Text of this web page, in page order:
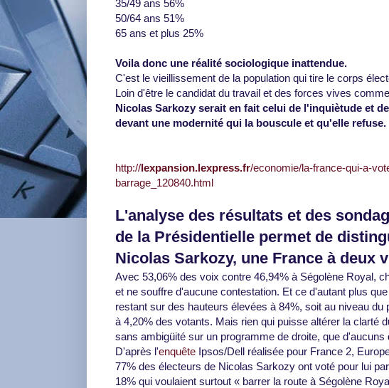
35/49 ans 56%
50/64 ans 51%
65 ans et plus 25%
Voila donc une réalité sociologique inattendue.
C'est le vieillissement de la population qui tire le corps
Loin d'être le candidat du travail et des forces vives
Nicolas Sarkozy serait en fait celui de l'inquiètude et
devant une modernité qui la bouscule et qu'elle refuse.
http://lexpansion.lexpress.fr/economie/la-france-qui-a-
barrage_120840.html
L'analyse des résultats et des
de la Présidentielle permet de
Nicolas Sarkozy, une France à deux
Avec 53,06% des voix contre 46,94% à Ségolène Royal,
et ne souffre d'aucune contestation. Et ce d'autant plus
restant sur des hauteurs élevées à 84%, soit au niveau
à 4,20% des votants. Mais rien qui puisse altérer la clarté
sans ambigüité sur un programme de droite, que d'aucuns
D'après l'enquêteIpsos/Dell réalisée pour France 2,
77% des électeurs de Nicolas Sarkozy ont voté pour lui
18% qui voulaient surtout « barrer la route à Ségolène